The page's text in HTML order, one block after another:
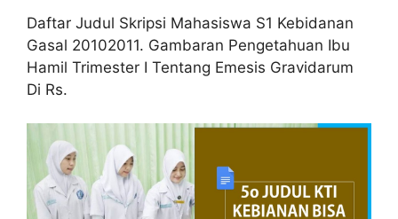
Daftar Judul Skripsi Mahasiswa S1 Kebidanan
Gasal 20102011. Gambaran Pengetahuan Ibu
Hamil Trimester I Tentang Emesis Gravidarum
Di Rs.